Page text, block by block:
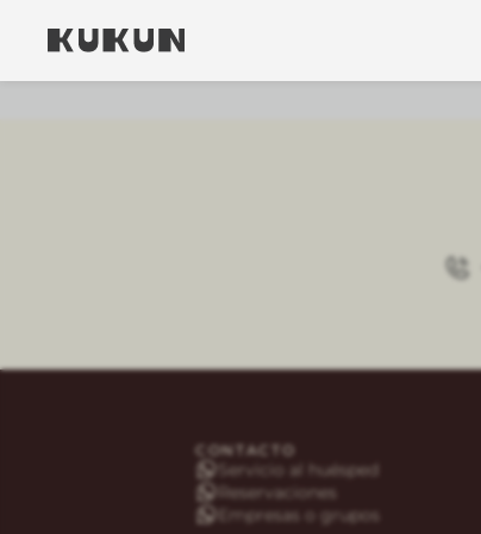
CONTACTO
Servicio al huésped
Reservaciones
Empresas o grupos